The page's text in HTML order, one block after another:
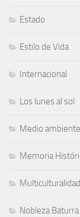
Estado
Estilo de Vida
Internacional
Los lunes al sol
Medio ambiente
Memoria
Nobleza Baturra